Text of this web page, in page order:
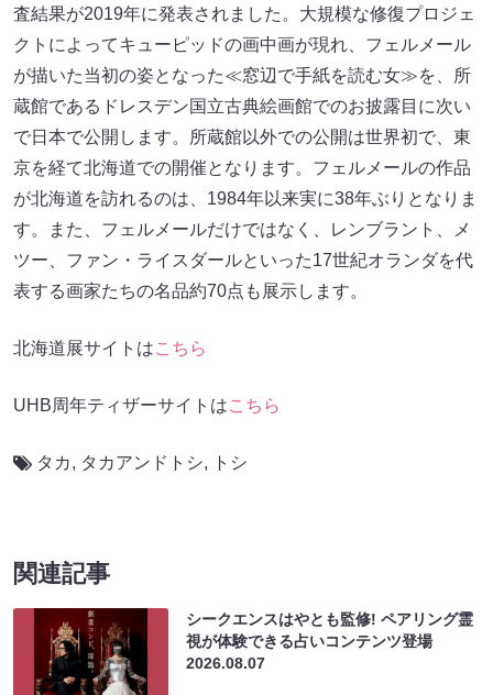
査結果が2019年に発表されました。大規模な修復プロジェ
クトによってキューピッドの画中画が現れ、フェルメール
が描いた当初の姿となった≪窓辺で手紙を読む女≫を、所
蔵館であるドレスデン国立古典絵画館でのお披露目に次い
で日本で公開します。所蔵館以外での公開は世界初で、東
京を経て北海道での開催となります。フェルメールの作品
が北海道を訪れるのは、1984年以来実に38年ぶりとなりま
す。また、フェルメールだけではなく、レンブラント、メ
ツー、ファン・ライスダールといった17世紀オランダを代
表する画家たちの名品約70点も展示します。
北海道展サイトはこちら
UHB周年ティザーサイトはこちら
タカ, タカアンドトシ, トシ
関連記事
シークエンスはやとも監修! ペアリング霊
視が体験できる占いコンテンツ登場
2026.08.07